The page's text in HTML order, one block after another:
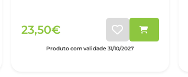
23,50€
Produto com validade 31/10/2027